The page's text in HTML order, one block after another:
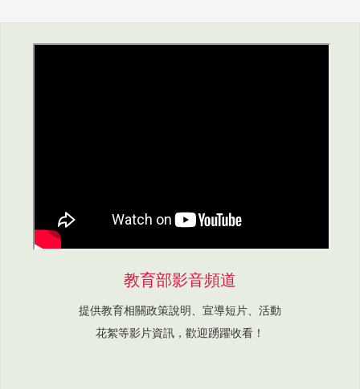
教育部影音頻道
提供教育相關政策說明、宣導短片、活動
花絮等影片資訊，歡迎踴躍收看！